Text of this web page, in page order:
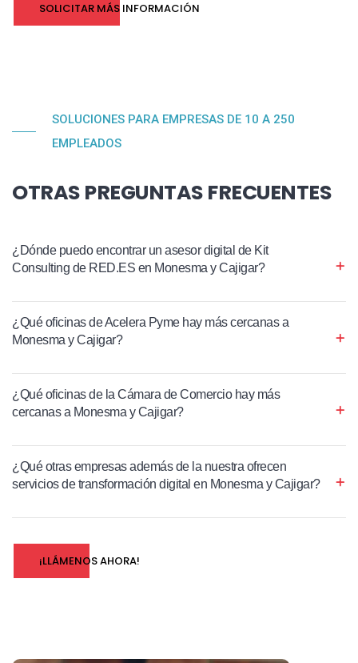
SOLICITAR MÁS INFORMACIÓN
SOLUCIONES PARA EMPRESAS DE 10 A 250
EMPLEADOS
OTRAS PREGUNTAS FRECUENTES
¿Dónde puedo encontrar un asesor digital de Kit
Consulting de RED.ES en Monesma y Cajigar?
¿Qué oficinas de Acelera Pyme hay más cercanas a
Monesma y Cajigar?
¿Qué oficinas de la Cámara de Comercio hay más
cercanas a Monesma y Cajigar?
¿Qué otras empresas además de la nuestra ofrecen
servicios de transformación digital en Monesma y Cajigar?
¡LLÁMENOS AHORA!